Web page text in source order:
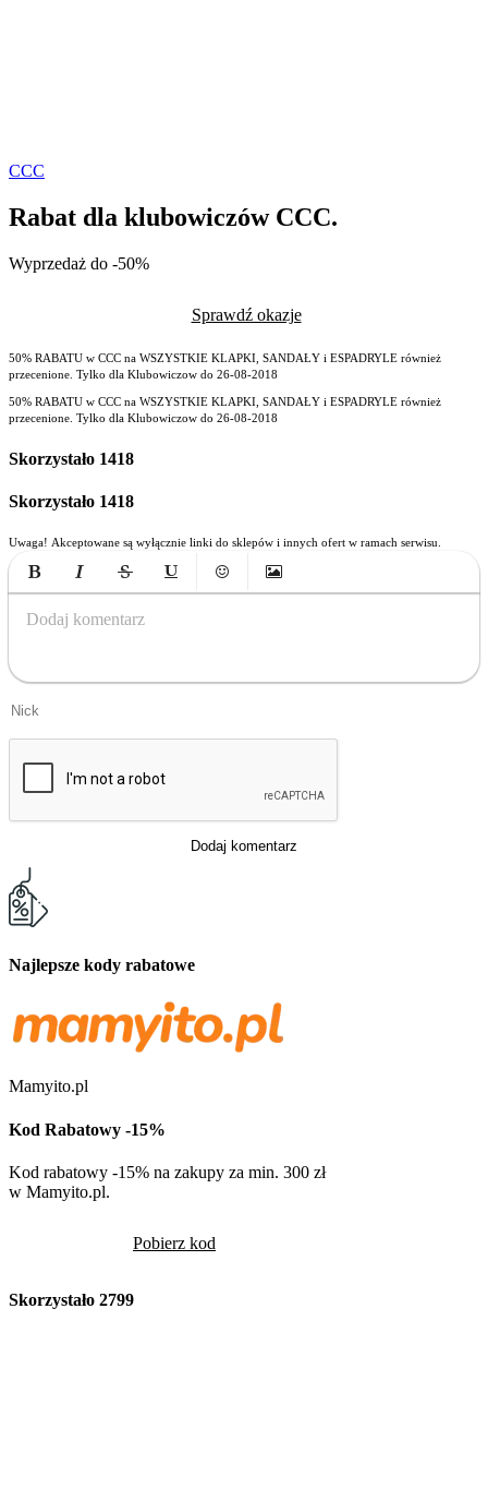
CCC
Rabat dla klubowiczów CCC.
Wyprzedaż do -50%
Sprawdź okazje
50% RABATU w CCC na WSZYSTKIE KLAPKI, SANDAŁY i ESPADRYLE również
przecenione. Tylko dla Klubowiczow do 26-08-2018
50% RABATU w CCC na WSZYSTKIE KLAPKI, SANDAŁY i ESPADRYLE również
przecenione. Tylko dla Klubowiczow do 26-08-2018
Skorzystało 1418
Skorzystało 1418
Uwaga! Akceptowane są wyłącznie linki do sklepów i innych ofert w ramach serwisu.
Bold Italic Strikethrough
UnderlineEmoticonsInsert Image
Dodaj komentarz
Dodaj komentarz
Najlepsze kody rabatowe
Mamyito.pl
Kod Rabatowy -15%
Kod rabatowy -15% na zakupy za min. 300 zł
w Mamyito.pl.
Pobierz kod
Skorzystało 2799